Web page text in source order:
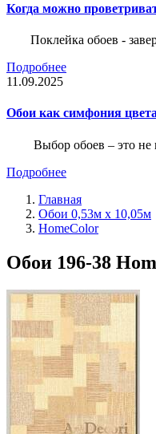
Когда можно
Поклейка обоев -
Подробнее
11.09.2025
Обои как симфония
Выбор обоев – это не
Подробнее
Главная
Обои 0,53м x 10,05м
HomeColor
Обои 196-38